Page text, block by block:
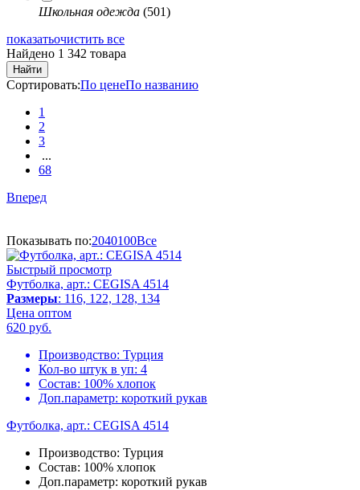
Школьная одежда (501)
показатьочистить все
Найдено 1 342 товара
Найти
Сортировать:По ценеПо названию
1
2
3
...
68
Вперед
Показывать по:2040100Все
Быстрый просмотр
Футболка, арт.: CEGISA 4514
Размеры: 116, 122, 128, 134
Цена оптом
620 руб.
Производство: Турция
Кол-во штук в уп: 4
Состав: 100% хлопок
Доп.параметр: короткий рукав
Футболка, арт.: CEGISA 4514
Производство: Турция
Состав: 100% хлопок
Доп.параметр: короткий рукав